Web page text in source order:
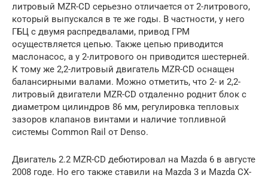
литровый MZR-CD серьезно отличается от 2-литрового,
который выпускался в те же годы. В частности, у него
ГБЦ с двумя распредвалами, привод ГРМ
осуществляется цепью. Также цепью приводится
маслонасос, а у 2-литрового он приводится шестерней.
К тому же 2,2-литровый двигатель MZR-CD оснащен
балансирными валами. Можно отметить, что 2- и 2,2-
литровый двигатели MZR-CD отдаленно роднит блок с
диаметром цилиндров 86 мм, регулировка тепловых
зазоров клапанов винтами и наличие топливной
системы Common Rail от Denso.
Двигатель 2.2 MZR-CD дебютировал на Mazda 6 в августе
2008 годе. Но его также ставили на Mazda 3 и Mazda CX-